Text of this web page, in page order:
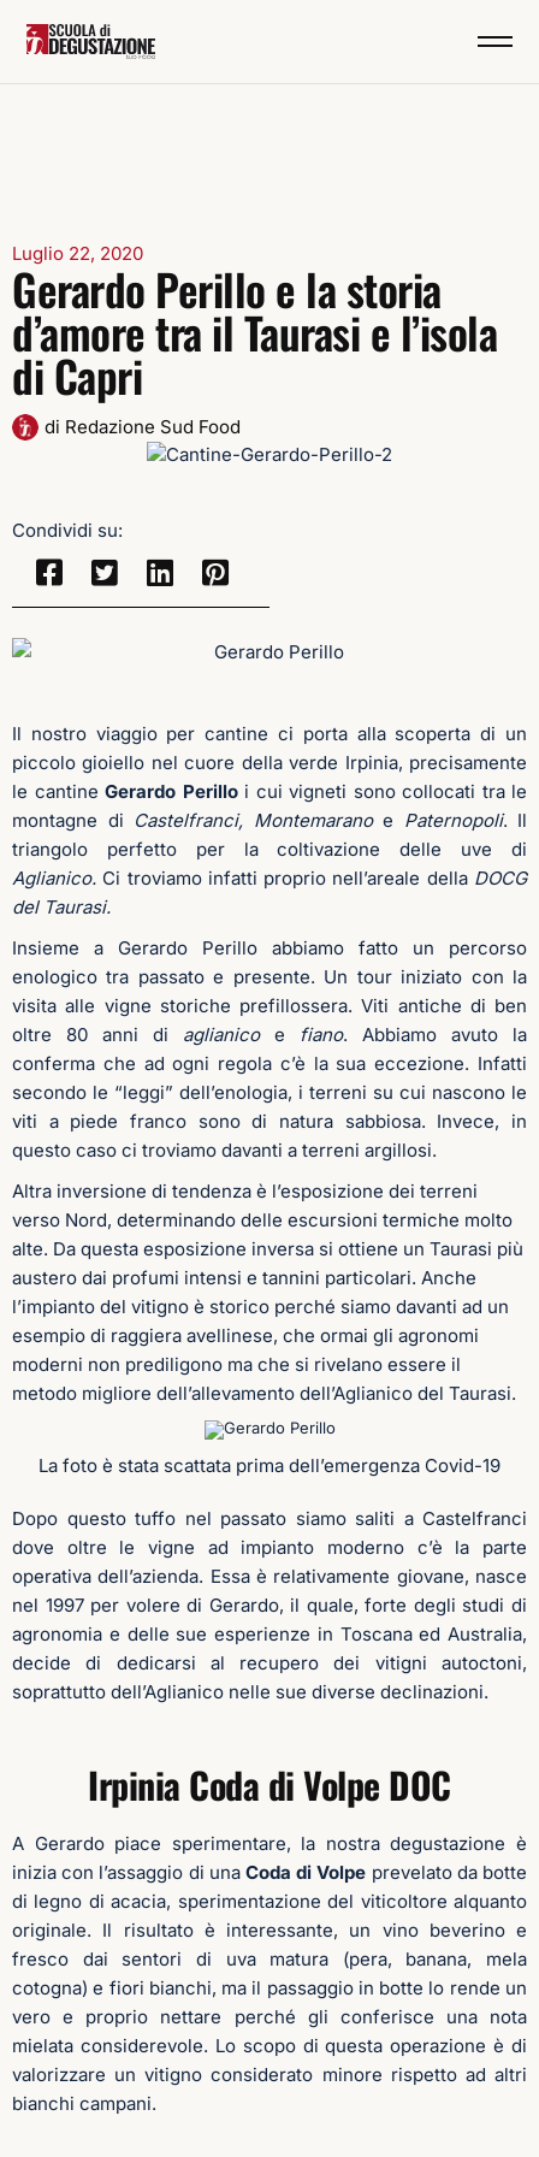
Luglio 22, 2020
Gerardo Perillo e la storia
d’amore tra il Taurasi e l’isola
di Capri
di Redazione Sud Food
Condividi su:
Il nostro viaggio per cantine ci porta alla scoperta di un
piccolo gioiello nel cuore della verde Irpinia, precisamente
le cantine Gerardo Perilloi cui vigneti sono collocati tra le
montagne di Castelfranci, Montemaranoe Paternopoli. Il
triangolo perfetto per la coltivazione delle uve di
Aglianico. Ci troviamo infatti proprio nell’areale della DOCG
del Taurasi.
Insieme a Gerardo Perillo abbiamo fatto un percorso
enologico tra passato e presente. Un tour iniziato con la
visita alle vigne storiche prefillossera. Viti antiche di ben
oltre 80 anni di aglianicoe fiano. Abbiamo avuto la
conferma che ad ogni regola c’è la sua eccezione. Infatti
secondo le “leggi” dell’enologia, i terreni su cui nascono le
viti a piede franco sono di natura sabbiosa. Invece, in
questo caso ci troviamo davanti a terreni argillosi.
Altra inversione di tendenza è l’esposizione dei terreni
verso Nord, determinando delle escursioni termiche molto
alte. Da questa esposizione inversa si ottiene un Taurasi più
austero dai profumi intensi e tannini particolari. Anche
l’impianto del vitigno è storico perché siamo davanti ad un
esempio di raggiera avellinese, che ormai gli agronomi
moderni non prediligono ma che si rivelano essere il
metodo migliore dell’allevamento dell’Aglianico del Taurasi.
La foto è stata scattata prima dell’emergenza Covid-19
Dopo questo tuffo nel passato siamo saliti a Castelfranci
dove oltre le vigne ad impianto moderno c’è la parte
operativa dell’azienda. Essa è relativamente giovane, nasce
nel 1997 per volere di Gerardo, il quale, forte degli studi di
agronomia e delle sue esperienze in Toscana ed Australia,
decide di dedicarsi al recupero dei vitigni autoctoni,
soprattutto dell’Aglianico nelle sue diverse declinazioni.
Irpinia Coda di Volpe DOC
A Gerardo piace sperimentare, la nostra degustazione è
inizia con l’assaggio di una Coda di Volpe prevelato da botte
di legno di acacia, sperimentazione del viticoltore alquanto
originale. Il risultato è interessante, un vino beverino e
fresco dai sentori di uva matura (pera, banana, mela
cotogna) e fiori bianchi, ma il passaggio in botte lo rende un
vero e proprio nettare perché gli conferisce una nota
mielata considerevole. Lo scopo di questa operazione è di
valorizzare un vitigno considerato minore rispetto ad altri
bianchi campani.